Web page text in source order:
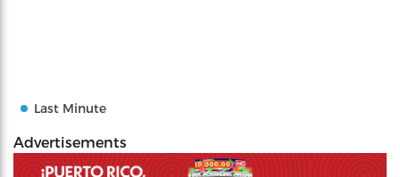
Last Minute
Advertisements